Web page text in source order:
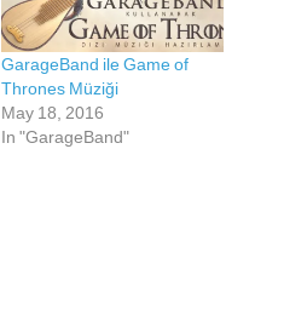
GarageBand ile Game of
Thrones Müziği
May 18, 2016
In "GarageBand"